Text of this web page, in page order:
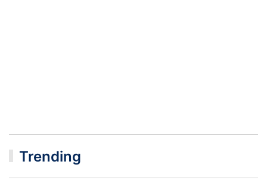
Trending